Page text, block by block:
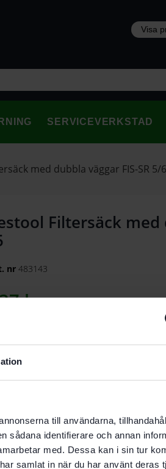
till användarna,
sådana identifierare och annan
med. Dessa kan i sin tur
samlat in när du har använt deras
SERVICEVERKSTAD
med dubbla väggar FIS-SR 5/
Filtersäck med
nr 483143
kr
Beskrivning
Teknisk Data
Recensioner (0)